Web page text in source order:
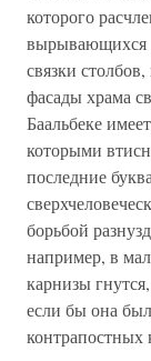
которого
вырывающихся
связки
фасады храма
Баальбеке
которыми
последние
борьбой
например, в
карнизы
если бы она
контрапостных